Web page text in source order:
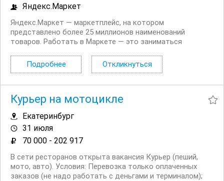
Яндекс.Маркет
Яндекс.Маркет — маркетплейс, на котором
представлено более 25 миллионов наименований
товаров. Работать в Маркете — это заниматься
высокоскоростными людьми, быстро реагировать на
изменения и помогать друг другу. Приглашаем
Подробнее Откликнуться
Курьер на мотоцикле
Екатеринбург
31 июля
70 000 - 202 917
В сети ресторанов открыта вакансия Курьер (пеший,
мото, авто). Условия: Перевозка только оплаченных
заказов (не надо работать с деньгами и терминалом);